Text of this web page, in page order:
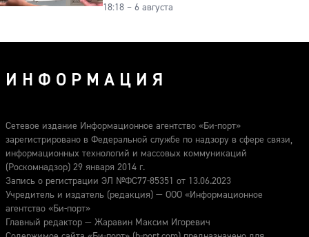
и сверкает как новая
18:18 – 6 августа
ИНФОРМАЦИЯ
Сетевое издание Информационное агентство «Би-порт»
зарегистрировано в Федеральной службе по надзору в сфере связи,
информационных технологий и массовых коммуникаций
(Роскомнадзор) 29 января 2014 г.
Запись о регистрации ЭЛ №ФС77-85351 от 13.06.2023
Учредитель и издатель (редакция) — ООО «Информационное
агентство «Би-порт»
Главный редактор — Жаравин Максим Игоревич